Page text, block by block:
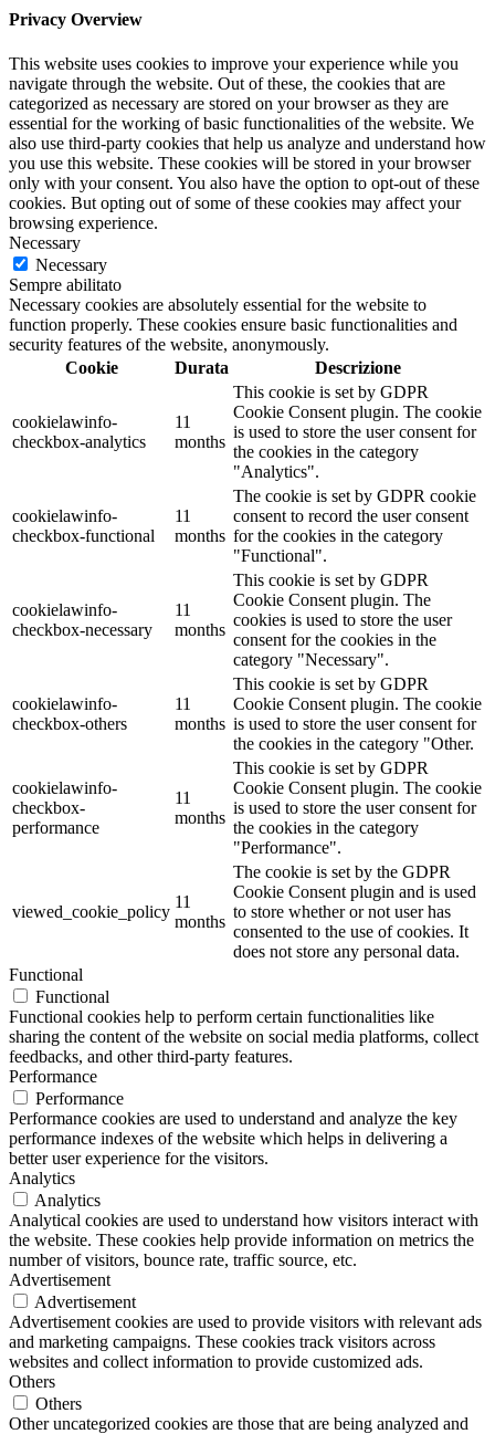
Privacy Overview
This website uses cookies to improve your experience while you
navigate through the website. Out of these, the cookies that are
categorized as necessary are stored on your browser as they are
essential for the working of basic functionalities of the website. We
also use third-party cookies that help us analyze and understand how
you use this website. These cookies will be stored in your browser
only with your consent. You also have the option to opt-out of these
cookies. But opting out of some of these cookies may affect your
browsing experience.
Necessary
Necessary
Sempre abilitato
Necessary cookies are absolutely essential for the website to
function properly. These cookies ensure basic functionalities and
security features of the website, anonymously.
Cookie
Durata Descrizione
cookielawinfo-
checkbox-analytics
11
months
This cookie is set by GDPR
Cookie Consent plugin. The cookie
is used to store the user consent for
the cookies in the category
"Analytics".
cookielawinfo-
checkbox-functional
11
months
The cookie is set by GDPR cookie
consent to record the user consent
for the cookies in the category
"Functional".
cookielawinfo-
checkbox-necessary
11
months
This cookie is set by GDPR
Cookie Consent plugin. The
cookies is used to store the user
consent for the cookies in the
category "Necessary".
cookielawinfo-
checkbox-others
11
months
This cookie is set by GDPR
Cookie Consent plugin. The cookie
is used to store the user consent for
the cookies in the category "Other.
cookielawinfo-
checkbox-
performance
11
months
This cookie is set by GDPR
Cookie Consent plugin. The cookie
is used to store the user consent for
the cookies in the category
"Performance".
viewed_cookie_policy
11
months
The cookie is set by the GDPR
Cookie Consent plugin and is used
to store whether or not user has
consented to the use of cookies. It
does not store any personal data.
Functional
Functional
Functional cookies help to perform certain functionalities like
sharing the content of the website on social media platforms, collect
feedbacks, and other third-party features.
Performance
Performance
Performance cookies are used to understand and analyze the key
performance indexes of the website which helps in delivering a
better user experience for the visitors.
Analytics
Analytics
Analytical cookies are used to understand how visitors interact with
the website. These cookies help provide information on metrics the
number of visitors, bounce rate, traffic source, etc.
Advertisement
Advertisement
Advertisement cookies are used to provide visitors with relevant ads
and marketing campaigns. These cookies track visitors across
websites and collect information to provide customized ads.
Others
Others
Other uncategorized cookies are those that are being analyzed and